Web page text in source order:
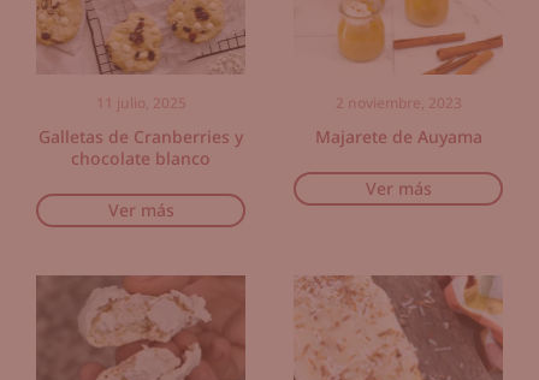
11 julio, 2025
Galletas de Cranberries y
chocolate blanco
Ver más
2 noviembre, 2023
Majarete de Auyama
Ver más